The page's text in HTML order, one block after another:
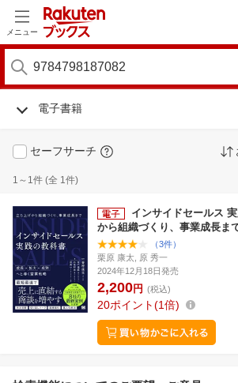
メニュー
電子書籍
セーフサーチ
1～1件 (全 1件)
インサイドセールス
から組織づくり、事業成長ま
（3件）
栗原 康太, 原 秀一
2024年12月18日発売
2,200円 (税込)
20ポイント 1倍